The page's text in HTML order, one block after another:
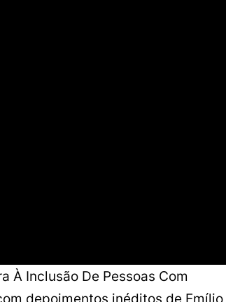
À Inclusão De Pessoas Com
depoimentos inéditos de Emílio